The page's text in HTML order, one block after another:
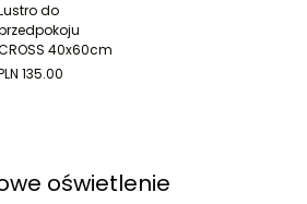
135.00
do
40x60cm
wotan
oświetlenie